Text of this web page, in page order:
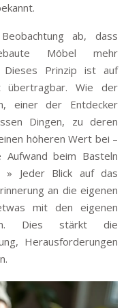
ab, dass
Möbel mehr
Prinzip ist auf
übertragbar. Wie der
einer der Entdecker
Dingen, zu deren
höheren Wert bei –
beim Basteln
» Jeder Blick auf das
an die eigenen
mit den eigenen
Dies stärkt die
Herausforderungen